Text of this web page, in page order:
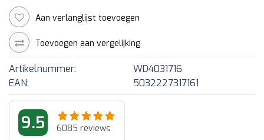
Aan verlanglijst toevoegen
Toevoegen aan vergelijking
Artikelnummer:
WD4031716
EAN:
5032227317161
9.5 6085 reviews